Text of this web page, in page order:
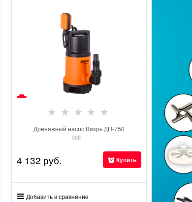
Дренажный насос Вихрь ДН-750
388
4 132 руб. Купить
Добавить в сравнение